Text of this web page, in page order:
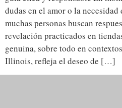
dudas en el amor o la
muchas personas buscan
revelación practicados en
genuina, sobre todo en
Illinois, refleja el deseo de […]